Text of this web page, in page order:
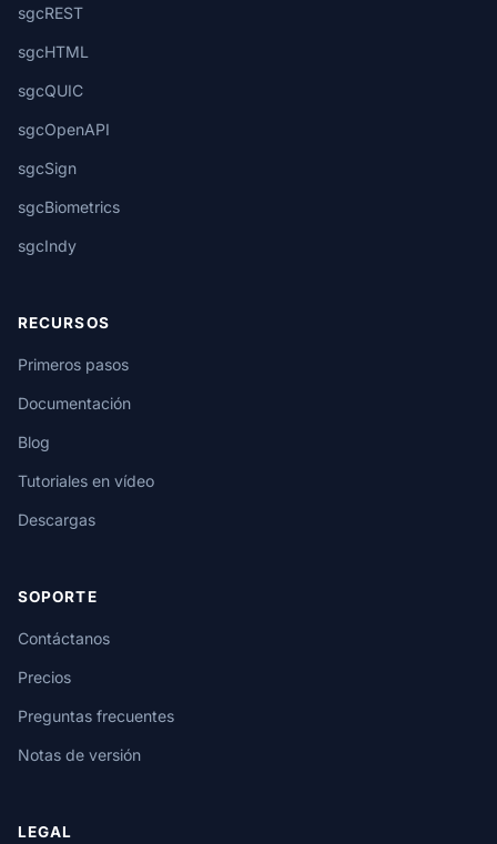
sgcREST
sgcHTML
sgcQUIC
sgcOpenAPI
sgcSign
sgcBiometrics
sgcIndy
RECURSOS
Primeros pasos
Documentación
Blog
Tutoriales en vídeo
Descargas
SOPORTE
Contáctanos
Precios
Preguntas frecuentes
Notas de versión
LEGAL